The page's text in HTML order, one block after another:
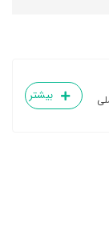
بیشتر